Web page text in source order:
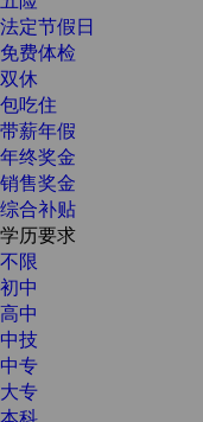
法定节假日
免费体检
双休
包吃住
带薪年假
年终奖金
销售奖金
综合补贴
学历要求
不限
初中
高中
中技
中专
大专
本科